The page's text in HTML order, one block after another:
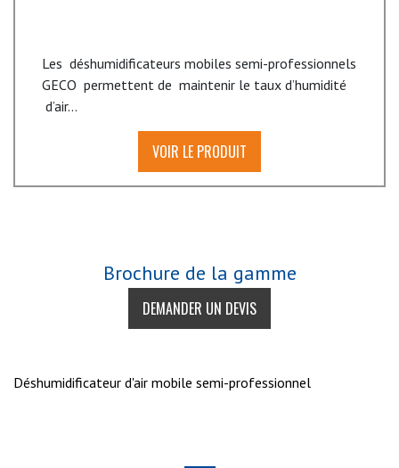
Les déshumidificateurs mobiles semi-professionnels
GECO permettent de maintenir le taux d’humidité
d’air...
VOIR LE PRODUIT
Brochure de la gamme
DEMANDER UN DEVIS
Déshumidificateur d'air mobile semi-professionnel